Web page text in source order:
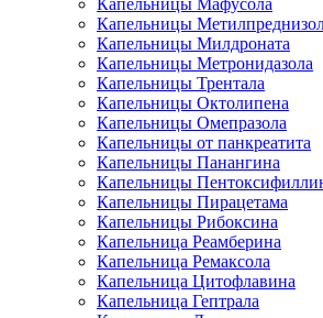
Капельницы
Капельницы Милдроната
Капельницы Метронидазола
Капельницы Трентала
Капельницы Октолипена
Капельницы Омепразола
Капельницы от панкреатита
Капельницы Панангина
Капельницы
Капельницы Пирацетама
Капельницы Рибоксина
Капельница Реамберина
Капельница Ремаксола
Капельница Цитофлавина
Капельница Гептрала